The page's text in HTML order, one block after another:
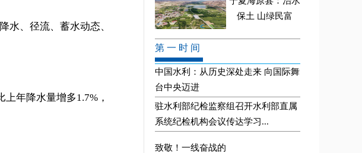
、径流、蓄水动态、
年降水量增多1.7%，